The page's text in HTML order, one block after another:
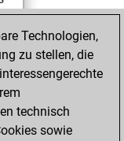
Technologien,
zu stellen, die
technisch
sowie